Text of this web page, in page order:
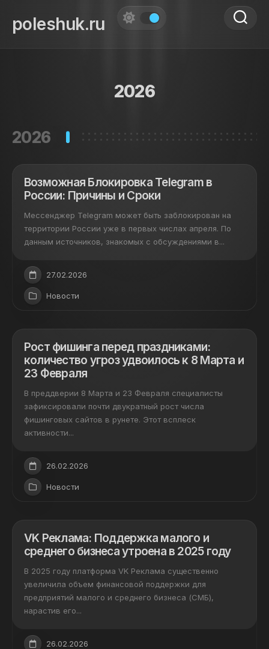
content
poleshuk.ru
2026
2026
Возможная Блокировка Telegram в
России: Причины и Сроки
Мессенджер Telegram может быть заблокирован на
территории России уже в первых числах апреля. По
данным источников, знакомых с обсуждениями в...
27.02.2026
Новости
Рост фишинга перед праздниками:
количество угроз удвоилось к 8 Марта и
23 Февраля
В преддверии 8 Марта и 23 Февраля специалисты
зафиксировали почти двукратный рост числа
фишинговых сайтов в рунете. Этот всплеск
активности...
26.02.2026
Новости
VK Реклама: Поддержка малого и
среднего бизнеса утроена в 2025 году
В 2025 году платформа VK Реклама существенно
увеличила объем финансовой поддержки для
предприятий малого и среднего бизнеса (СМБ),
нарастив его...
26.02.2026